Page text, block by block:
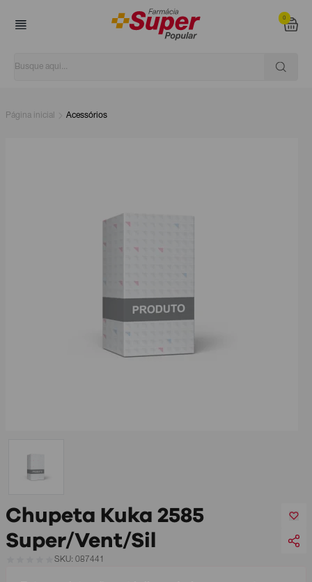
0
Página inicial Acessórios
Chupeta Kuka 2585
Super/Vent/Sil
SKU: 087441